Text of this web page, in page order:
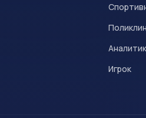
Аналитик
Игрок